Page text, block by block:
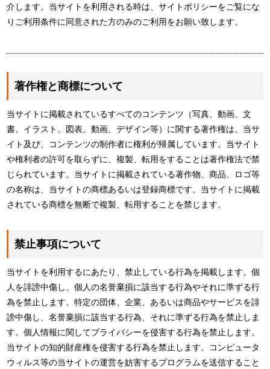
介します。当サイトを利用される時は、サイトポリシーをご覧にな
りご利用条件に同意された方のみのご利用をお願い致します。
著作権と商標について
当サイトに掲載されているすべてのコンテンツ（写真、動画、文
書、イラスト、図表、動画、デザイン等）に関する著作権は、当サ
イト及び、コンテンツの制作者に権利が帰属しています。当サイト
や権利者の許可を取らずに、複製、転用をすることは著作権法で禁
じられています。当サイトに掲載されている著作物、商品、ロゴ等
の名称は、当サイトの商標あるいは登録商標です。当サイトに掲載
されている商標を無断で複製、転用することを禁じます。
禁止事項について
当サイトを利用するにあたり、禁止している行為を掲載します。個
人を誹謗中傷し、個人の名誉棄損に該当する行為やそれに準ずる行
為を禁止します。特定の団体、企業、あるいは商品やサービスを誹
謗中傷し、名誉棄損に該当する行為、それに準ずる行為を禁止しま
す。個人情報に関してプライバシーを侵害する行為を禁止します。
当サイトの知的財産権を侵害する行為を禁止します。コンピュータ
ウィルス等の当サイトの運営を妨害するプログラムを送信すること